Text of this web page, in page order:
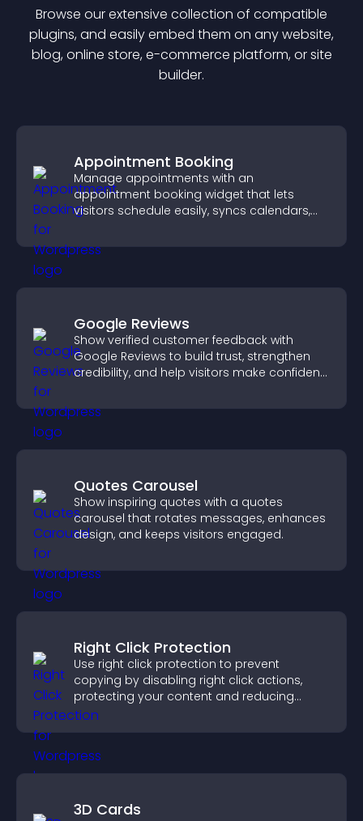
Browse our extensive collection of compatible
plugins, and easily embed them on any website,
blog, online store, e-commerce platform, or site
builder.
Appointment Booking
Manage appointments with an
appointment booking widget that lets
visitors schedule easily, syncs calendars,
booking experience.
Google Reviews
Show verified customer feedback with
Google Reviews to build trust, strengthen
credibility, and help visitors make confident
Quotes Carousel
Show inspiring quotes with a quotes
carousel that rotates messages, enhances
design, and keeps visitors engaged.
Right Click Protection
Use right click protection to prevent
copying by disabling right click actions,
protecting your content and reducing
unauthorized reuse on your site.
3D Cards